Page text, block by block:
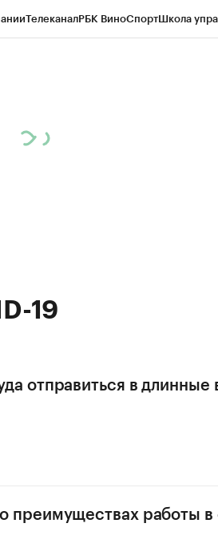
ТелеканалРБК ВиноСпортШкола
19
отправиться в длинные
преимуществах работы в